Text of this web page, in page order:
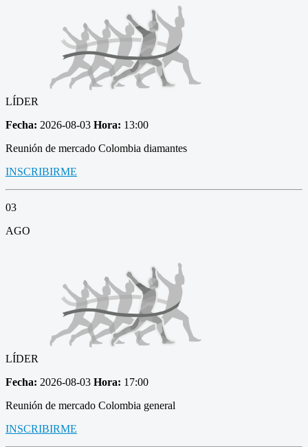
LÍDER
Fecha: 2026-08-03 Hora: 13:00
Reunión de mercado Colombia diamantes
INSCRIBIRME
03
AGO
LÍDER
Fecha: 2026-08-03 Hora: 17:00
Reunión de mercado Colombia general
INSCRIBIRME